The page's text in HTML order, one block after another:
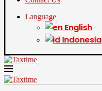
Language
English
Indonesia